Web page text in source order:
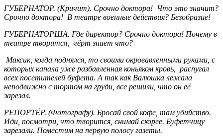
ГУБЕРНАТОР. (Кричит). Срочно доктора! Что это значит?
Срочно доктора! В театре военные действия? Безобразие!
ГУБЕРНАТОРША. Где директор? Срочно доктора! Почему в
театре творится, чёрт знает что?
Максик, когда поднялся, то своими окровавленными руками, с
которых капала уже разбавленная коньяком кровь, распугал
всех посетителей буфета. А так как Валюшка лежала
неподвижно с тортом на груди, все решили, что он её
зарезал.
РЕПОРТЁР. (Фотографу). Бросай свой кофе, там убийство.
Иди, посмотри, что творится, снимай скорее. Буфетчицу
зарезали. Поместим на первую полосу газеты.